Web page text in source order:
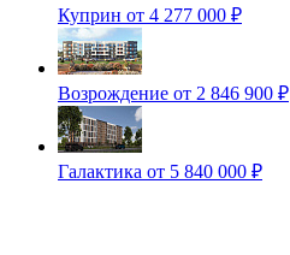
Куприн от 4 277 000 ₽
Возрождение от 2 846 900 ₽
Галактика от 5 840 000 ₽